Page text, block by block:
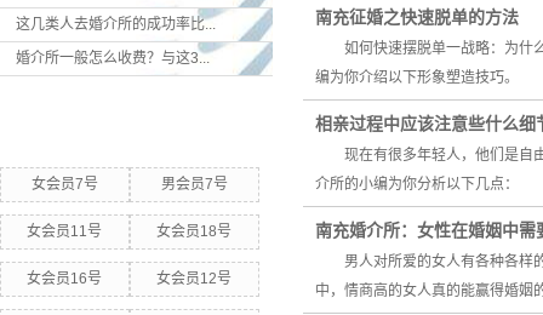
这几类人去婚介所的成功率比...
婚介所一般怎么收费？与这3...
女会员7号 男会员7号
女会员11号 女会员18号
女会员16号 女会员12号
南充征婚之快速脱单的方法
如何快速摆脱单一战略：为什
编为你介绍以下形象塑造技
相亲过程中应该注意些什么细
现在有很多年轻人，他们是自由
介所的小编为你分析以下几
南充婚介所：女性在婚姻中需
男人对所爱的女人有各种各样的
中，情商高的女人真的能赢得